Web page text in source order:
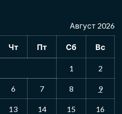
Август 2026
Чт Пт Сб Вс
1 2
6 7 8 9
13 14 15 16